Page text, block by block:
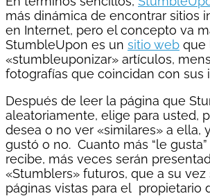
más dinámica de encontrar sitios
en Internet, pero el concepto va
StumbleUpon es un sitio web que
«stumbleuponizar» artículos,
fotografías que coincidan con sus
Después de leer la página que
aleatoriamente, elige para usted,
desea o no ver «similares» a ella,
gustó o no. Cuanto más “le
recibe, más veces serán
«Stumblers» futuros, que a su vez
páginas vistas para el propietario